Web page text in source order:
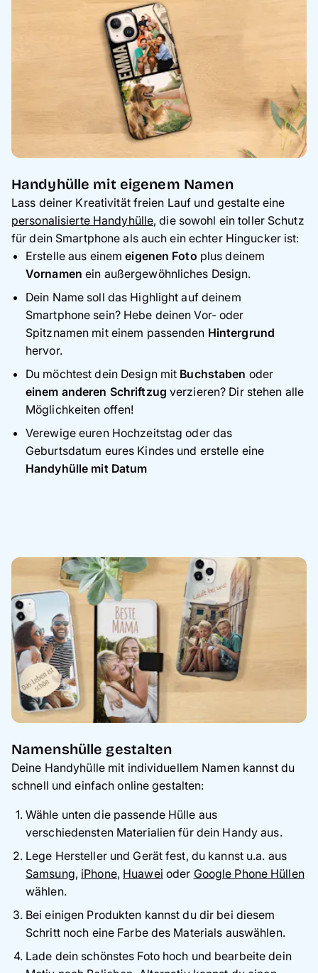
Handyhülle mit eigenem Namen
Lass deiner Kreativität freien Lauf und gestalte eine
personalisierte Handyhülle, die sowohl ein toller Schutz
für dein Smartphone als auch ein echter Hingucker ist:
Erstelle aus einemeigenen Foto plus deinem
Vornamenein außergewöhnliches Design.
Dein Name soll das Highlight auf deinem
Smartphone sein? Hebe deinen Vor- oder
Spitznamen mit einem passenden Hintergrund
hervor.
Du möchtest dein Design mit Buchstaben oder
einem anderen Schriftzug verzieren? Dir stehen alle
Möglichkeiten offen!
Verewige euren Hochzeitstag oder das
Geburtsdatum eures Kindes und erstelle eine
Handyhülle mit Datum
Namenshülle gestalten
Deine Handyhülle mit individuellem Namen kannst du
schnell und einfach online gestalten:
Wähle unten die passende Hülle aus
verschiedensten Materialien für dein Handy aus.
Lege Hersteller und Gerät fest, du kannst u.a. aus
Samsung, iPhone, Huawei oder Google Phone Hüllen
wählen.
Bei einigen Produkten kannst du dir bei diesem
Schritt noch eine Farbe des Materials auswählen.
Lade dein schönstes Foto hoch und bearbeite dein